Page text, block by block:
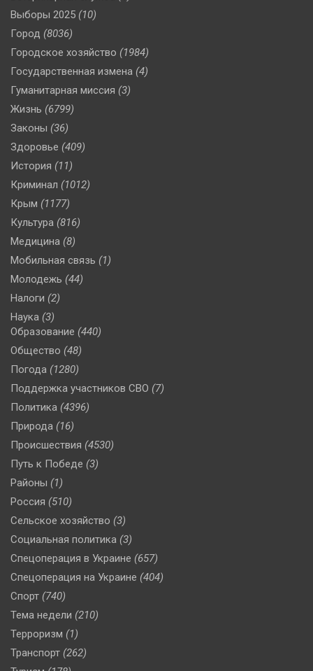
Выборы 2025 (10)
Город (8036)
Городское хозяйство (1984)
Государственная измена (4)
Гуманитарная миссия (3)
Жизнь (6799)
Законы (36)
Здоровье (409)
История (11)
Криминал (1012)
Крым (1177)
Культура (816)
Медицина (8)
Мобильная связь (1)
Молодежь (44)
Налоги (2)
Наука (3)
Образование (440)
Общество (48)
Погода (1280)
Поддержка участников СВО (7)
Политика (4396)
Природа (16)
Происшествия (4530)
Путь к Победе (3)
Районы (1)
Россия (510)
Сельское хозяйство (3)
Социальная политика (3)
Спецоперация в Украине (657)
Спецоперация на Украине (404)
Спорт (740)
Тема недели (210)
Терроризм (1)
Транспорт (262)